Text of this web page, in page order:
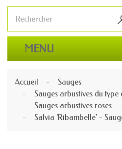
MENU
Accueil
Sauges
Sauges arbustives du
Sauges arbustives roses
Salvia 'Ribambelle' -